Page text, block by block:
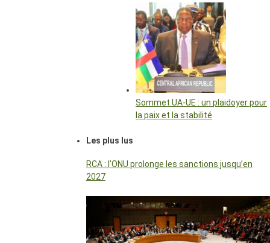
Sommet UA-UE : un plaidoyer pour
la paix et la stabilité
Les plus lus
RCA : l’ONU prolonge les sanctions jusqu’en
2027